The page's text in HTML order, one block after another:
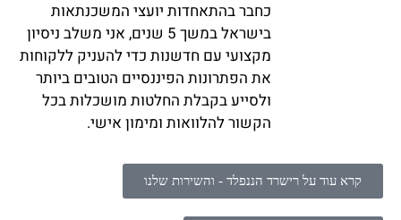
כחבר בהתאחדות יועצי המשכנתאות
בישראל במשך 5 שנים, אני משלב ניסיון
מקצועי עם חדשנות כדי להעניק ללקוחות
את הפתרונות הפיננסיים הטובים ביותר
ולסייע בקבלת החלטות מושכלות בכל
הקשור להלוואות ומימון אישי.
קרא עוד על רישרד הננפלד - והשירות שלנו